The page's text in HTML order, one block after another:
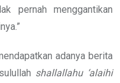
pernah menggantikan
adanya berita
shallallahu ‘alaihi